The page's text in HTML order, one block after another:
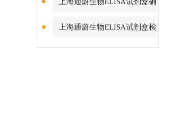
保数据真实可靠
上海通蔚生物ELISA试剂盒检
测结果的稳定性